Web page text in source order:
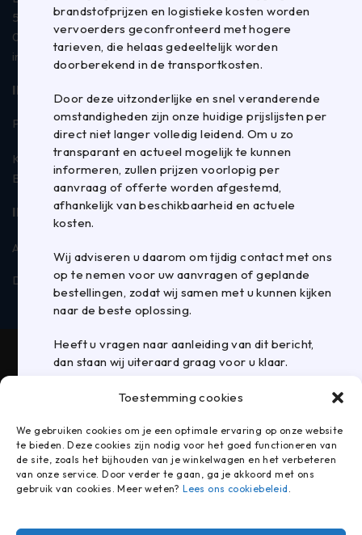
Toestemming cookies
We gebruiken cookies om je een optimale ervaring op onze website
te bieden. Deze cookies zijn nodig voor het goed functioneren van
de site, zoals het bijhouden van je winkelwagen en het verbeteren
van onze service. Door verder te gaan, ga je akkoord met ons
gebruik van cookies. Meer weten?Lees ons cookiebeleid .
5026 SC Tilburg
013 – 583 58 35
info@panhuijsen.nl
INFORMATIE
Prijzen op de website zijn ex. btw
KVK: 18026915
BTW: NL006885019B01
INFORMATIE
Algemene voorwaarden
Disclaimer Contact
brandstofprijzen en logistieke kosten worden
vervoerders geconfronteerd met hogere
tarieven, die helaas gedeeltelijk worden
doorberekend in de transportkosten.
Door deze uitzonderlijke en snel veranderende
omstandigheden zijn onze huidige prijslijsten per
direct niet langer volledig leidend. Om u zo
transparant en actueel mogelijk te kunnen
informeren, zullen prijzen voorlopig per
aanvraag of offerte worden afgestemd,
afhankelijk van beschikbaarheid en actuele
kosten.
Wij adviseren u daarom om tijdig contact met ons
op te nemen voor uw aanvragen of geplande
bestellingen, zodat wij samen met u kunnen kijken
naar de beste oplossing.
Heeft u vragen naar aanleiding van dit bericht,
dan staan wij uiteraard graag voor u klaar.
Team Panhuijsen verpakkingen B.V.